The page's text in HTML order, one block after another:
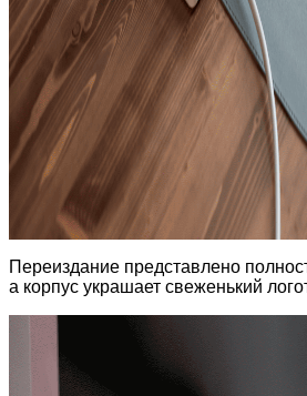
Переиздание представлено
а корпус украшает свеженький